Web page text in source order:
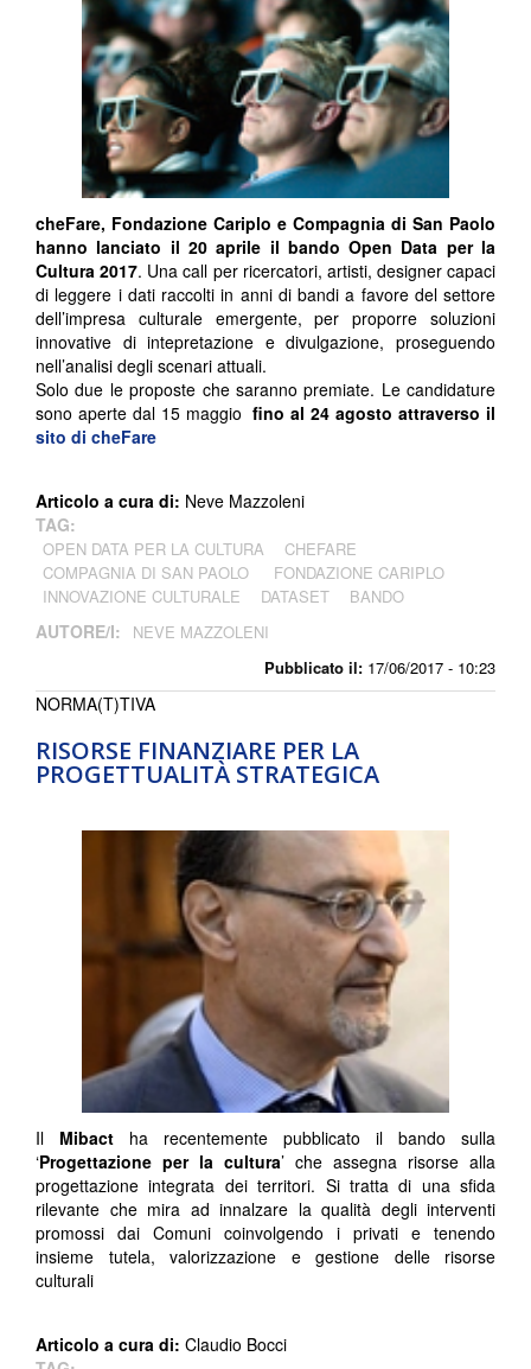
Pubblicato il: 17/06/2017 - 10:23
cheFare, Fondazione Cariplo e Compagnia di San Paolo
hanno lanciato il 20 aprile il bando Open Data per la
Cultura 2017. Una call per ricercatori, artisti, designer capaci
di leggere i dati raccolti in anni di bandi a favore del settore
dell’impresa culturale emergente, per proporre soluzioni
innovative di intepretazione e divulgazione, proseguendo
nell’analisi degli scenari attuali.
Solo due le proposte che saranno premiate. Le candidature
sono aperte dal 15 maggiofino al 24 agosto attraverso il
sito di cheFare
Articolo a cura di: Neve Mazzoleni
TAG:
OPEN DATA PER LA CULTURA
CHEFARE
COMPAGNIA DI SAN PAOLO
FONDAZIONE CARIPLO
INNOVAZIONE CULTURALE
DATASET BANDO
AUTORE/I: NEVE MAZZOLENI
RISORSE FINANZIARE PER LA
PROGETTUALITÀ STRATEGICA
NORMA(T)TIVA
Il Mibact ha recentemente pubblicato il bando sulla
‘Progettazione per la cultura’ che assegna risorse alla
progettazione integrata dei territori. Si tratta di una sfida
rilevante che mira ad innalzare la qualità degli interventi
promossi dai Comuni coinvolgendo i privati e tenendo
insieme tutela, valorizzazione e gestione delle risorse
culturali
Articolo a cura di: Claudio Bocci